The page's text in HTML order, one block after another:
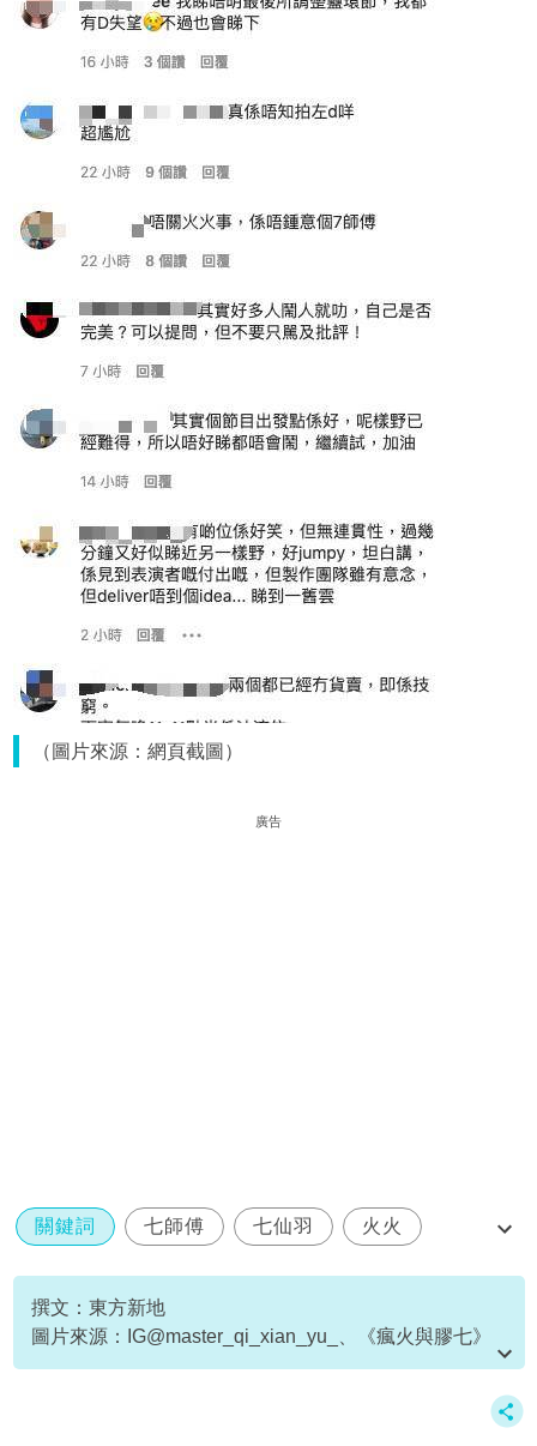
（圖片來源：網頁截圖）
廣告
關鍵詞 七師傅 七仙羽 火火
瘋火與膠七
撰文：東方新地
圖片來源：IG@master_qi_xian_yu_、《瘋火與膠七》
節目截圖